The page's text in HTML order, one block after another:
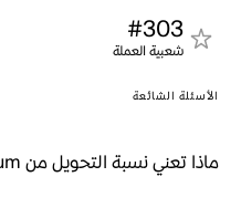
#303
شعبية العملة
الأسئلة الشائعة
ماذا تعني نسبة التحويل من Ethereum إلى Powerledger؟